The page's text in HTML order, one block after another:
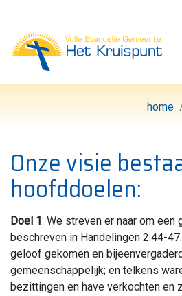
home
Onze visie
hoofddoelen:
Doel 1 : We streven er naar om een
beschreven in Handelingen 2:44-
geloof gekomen en
gemeenschappelijk; en telkens
bezittingen en have verkochten en